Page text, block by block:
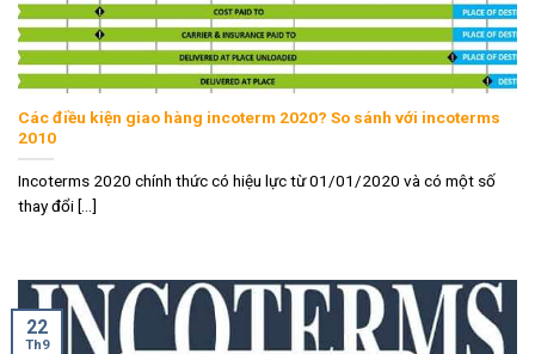
Các điều kiện giao hàng incoterm 2020? So sánh với incoterms
2010
Incoterms 2020 chính thức có hiệu lực từ 01/01/2020 và có một số
thay đổi [...]
22
Th9